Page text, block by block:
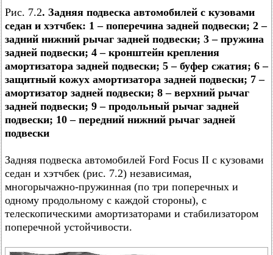
Рис. 7.2. Задняя подвеска автомобилей с кузовами
седан и хэтчбек: 1 – поперечина задней подвески; 2 –
задний нижний рычаг задней подвески; 3 – пружина
задней подвески; 4 – кронштейн крепления
амортизатора задней подвески; 5 – буфер сжатия; 6 –
защитный кожух амортизатора задней подвески; 7 –
амортизатор задней подвески; 8 – верхний рычаг
задней подвески; 9 – продольный рычаг задней
подвески; 10 – передний нижний рычаг задней
подвески
Задняя подвеска автомобилей Ford Focus II с кузовами
седан и хэтчбек (рис. 7.2) независимая,
многорычажно-пружинная (по три поперечных и
одному продольному с каждой стороны), с
телескопическими амортизаторами и стабилизатором
поперечной устойчивости.